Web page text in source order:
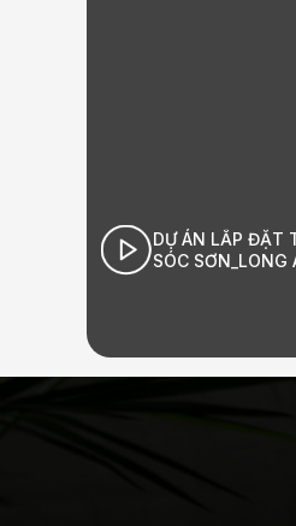
THIẾT BỊ ÂM THANH RESORT